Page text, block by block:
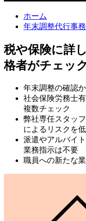
ホーム
年末調整代行事務
税や保険に詳
格者がチェック
年末調整の確認
社会保険労務士
複数チェック
弊社専任スタッ
によるリスクを
派遣やアルバイ
業務指示は不要
職員への新たな